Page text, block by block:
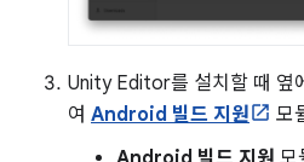
Unity Editor를 설치할 때 옆
여 Android 빌드 지원
모